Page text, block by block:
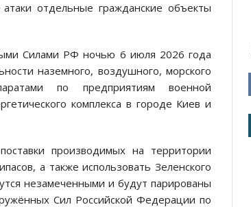
отдельные гражданские объекты
Силами РФ ночью 6 июля 2026 года
наземного, воздушного, морского
по предприятиям военной
комплекса в городе Киев и
производимых на территории
а также использовать Зеленского
незамеченными и будут парированы
Сил Российской Федерации по